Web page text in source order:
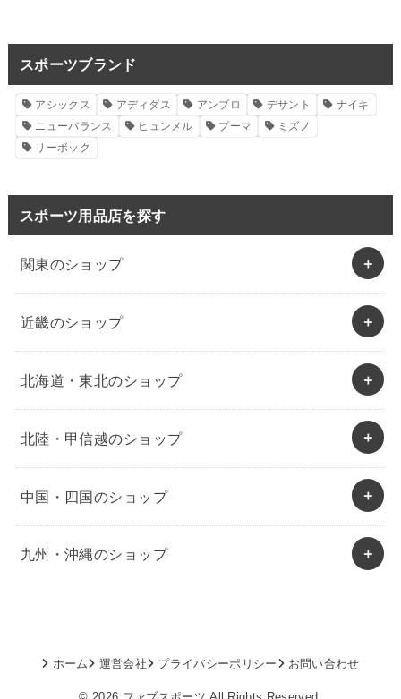
スポーツブランド
アシックス アディダス アンブロ デサント
ナイキ
ニューバランス
ヒュンメル プーマ
ミズノ
リーボック
スポーツ用品店を探す
関東のショップ
近畿のショップ
北海道・東北のショップ
北陸・甲信越のショップ
中国・四国のショップ
九州・沖縄のショップ
ホーム 運営会社 プライバシーポリシー お問い合わせ